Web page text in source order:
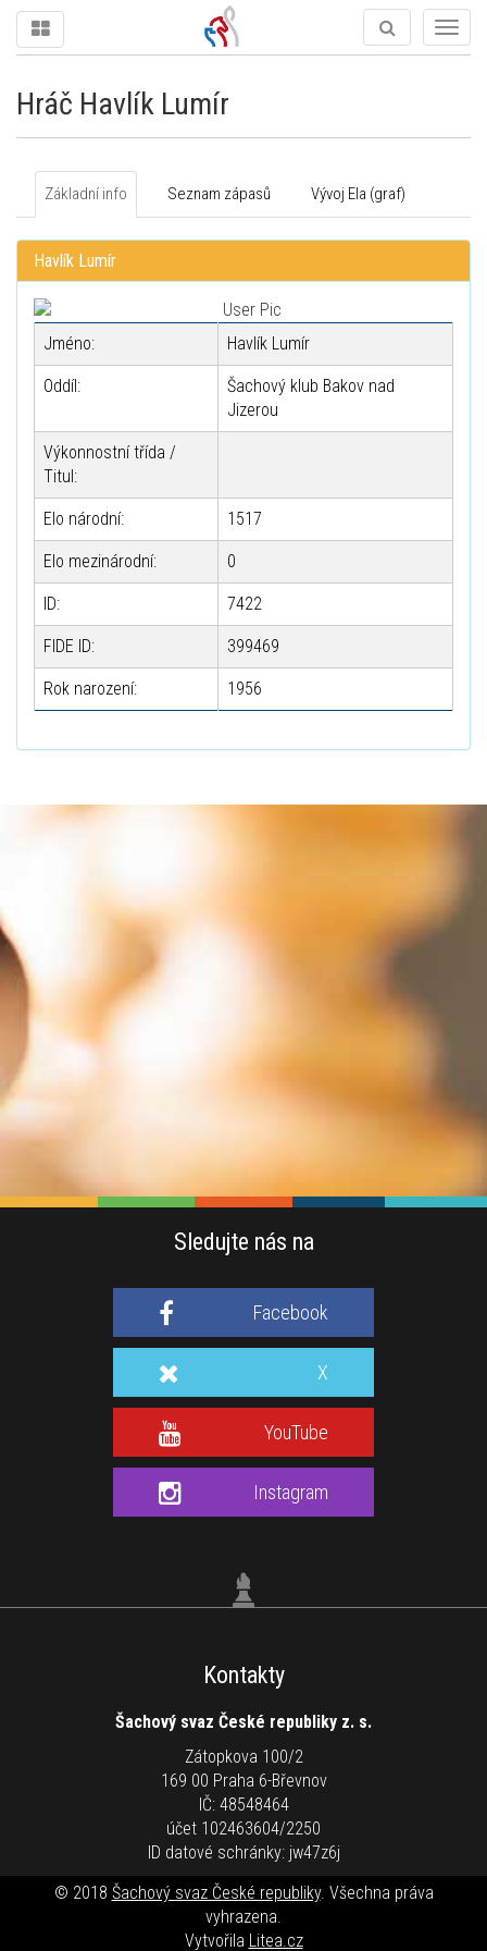
Hráč Havlík Lumír
Základní info Seznam zápasů Vývoj Ela (graf)
Havlík Lumír
Jméno: Havlík Lumír
Oddíl:
Šachový klub Bakov nad
Jizerou
Výkonnostní třída /
Titul:
Elo národní: 1517
Elo mezinárodní: 0
ID: 7422
FIDE ID: 399469
Rok narození: 1956
Sledujte nás na
Facebook
X
YouTube
Instagram
Kontakty
Šachový svaz České republiky z. s.
Zátopkova 100/2
169 00 Praha 6-Břevnov
IČ: 48548464
účet 102463604/2250
ID datové schránky: jw47z6j
© 2018 Šachový svaz České republiky. Všechna práva
vyhrazena.
Vytvořila Litea.cz